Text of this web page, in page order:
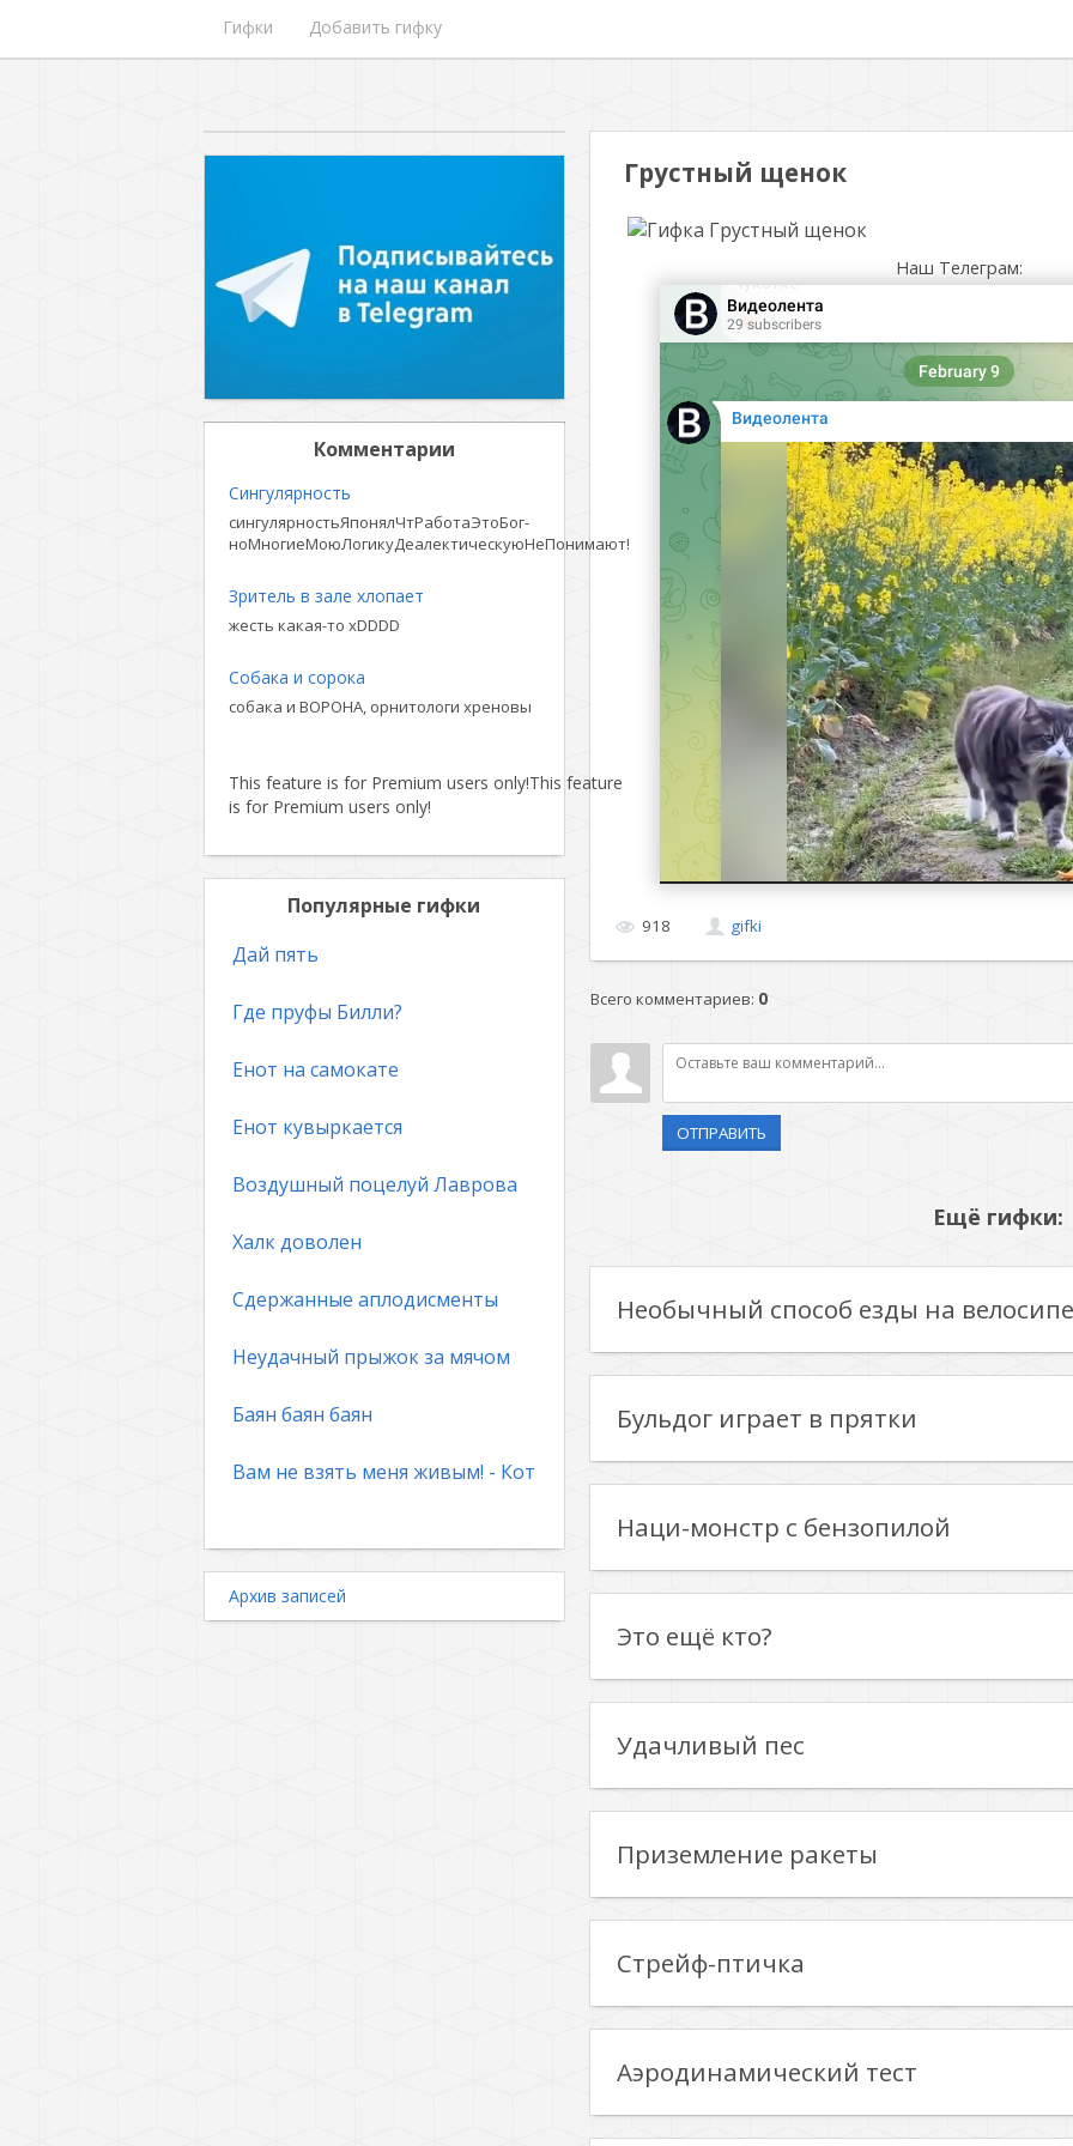
Гифки Добавить гифку
Грустный щенок
Наш Телеграм:
918 gifki
Всего комментариев: 0
ОТПРАВИТЬ
Ещё гифки:
Необычный способ езды на
Бульдог играет в прятки
Наци-монстр с бензопилой
Это ещё кто?
Удачливый пес
Приземление ракеты
Стрейф-птичка
Аэродинамический тест
Комментарии
Сингулярность
сингулярностьЯпонялЧтРаботаЭтоБог-
ноМногиеМоюЛогикуДеалектическуюНеПонимают!
Зритель в зале хлопает
жесть какая-то xDDDD
Собака и сорока
собака и ВОРОНА, орнитологи хреновы
This feature is for Premium users only!This feature
is for Premium users only!
Популярные гифки
Дай пять
Где пруфы Билли?
Енот на самокате
Енот кувыркается
Воздушный поцелуй Лаврова
Халк доволен
Сдержанные аплодисменты
Неудачный прыжок за мячом
Баян баян баян
Вам не взять меня живым! - Кот
Архив записей